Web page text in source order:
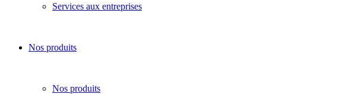
Services aux entreprises
Nos produits
Nos produits